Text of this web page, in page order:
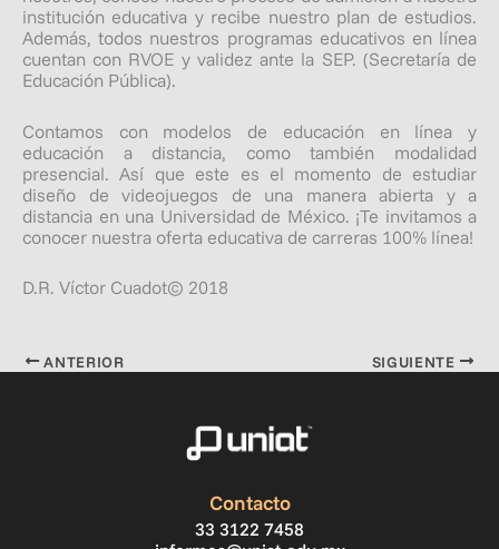
institución educativa y recibe nuestro plan de estudios.
Además, todos nuestros programas educativos en línea
cuentan con RVOE y validez ante la SEP. (Secretaría de
Educación Pública).
Contamos con modelos de educación en línea y
educación a distancia, como también modalidad
presencial. Así que este es el momento de estudiar
diseño de videojuegos de una manera abierta y a
distancia en una Universidad de México. ¡Te invitamos a
conocer nuestra oferta educativa de carreras 100% línea!
D.R. Víctor Cuadot© 2018
ANTERIOR SIGUIENTE
Contacto
33 3122 7458